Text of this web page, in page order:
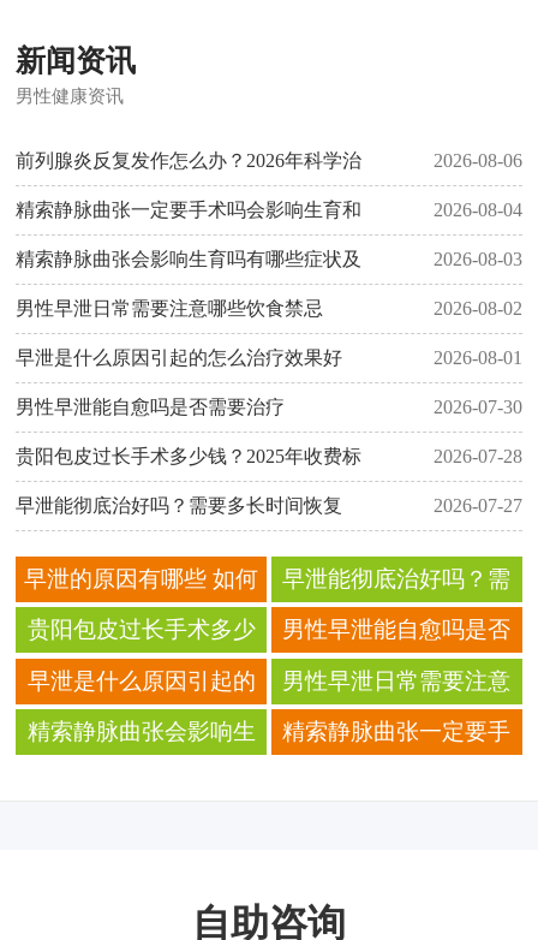
新闻资讯
男性健康资讯
前列腺炎反复发作怎么办？2026年科学治 2026-08-06
精索静脉曲张一定要手术吗会影响生育和 2026-08-04
精索静脉曲张会影响生育吗有哪些症状及 2026-08-03
男性早泄日常需要注意哪些饮食禁忌 2026-08-02
早泄是什么原因引起的怎么治疗效果好 2026-08-01
男性早泄能自愈吗是否需要治疗 2026-07-30
贵阳包皮过长手术多少钱？2025年收费标 2026-07-28
早泄能彻底治好吗？需要多长时间恢复 2026-07-27
早泄的原因有哪些 如何
科学治疗早泄
早泄能彻底治好吗？需
要多长时间恢复
贵阳包皮过长手术多少
钱？2025年收费标准
男性早泄能自愈吗是否
需要治疗
早泄是什么原因引起的
怎么治疗效果好
男性早泄日常需要注意
哪些饮食禁忌
精索静脉曲张会影响生
精索静脉曲张一定要手
自助咨询